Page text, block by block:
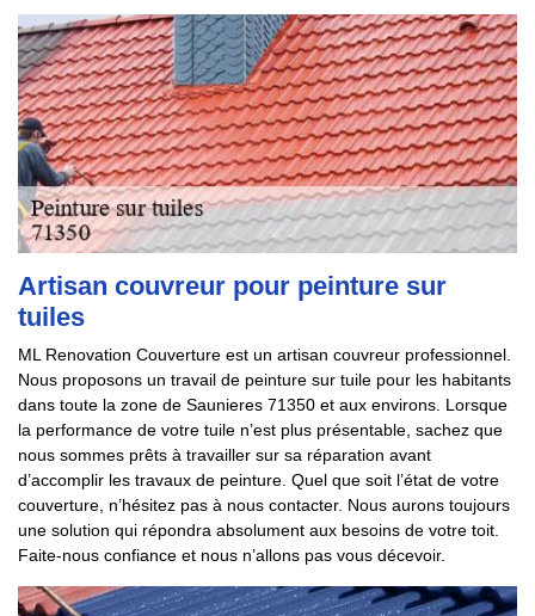
Artisan couvreur pour peinture sur
tuiles
ML Renovation Couverture est un artisan couvreur professionnel.
Nous proposons un travail de peinture sur tuile pour les habitants
dans toute la zone de Saunieres 71350 et aux environs. Lorsque
la performance de votre tuile n’est plus présentable, sachez que
nous sommes prêts à travailler sur sa réparation avant
d’accomplir les travaux de peinture. Quel que soit l’état de votre
couverture, n’hésitez pas à nous contacter. Nous aurons toujours
une solution qui répondra absolument aux besoins de votre toit.
Faite-nous confiance et nous n’allons pas vous décevoir.